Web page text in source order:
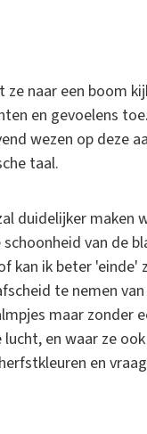
naar een boom
en gevoelens
wezen op deze
taal.
duidelijker maken
van de
kan ik beter 'einde'
te nemen
maar zonder
en waar ze
en